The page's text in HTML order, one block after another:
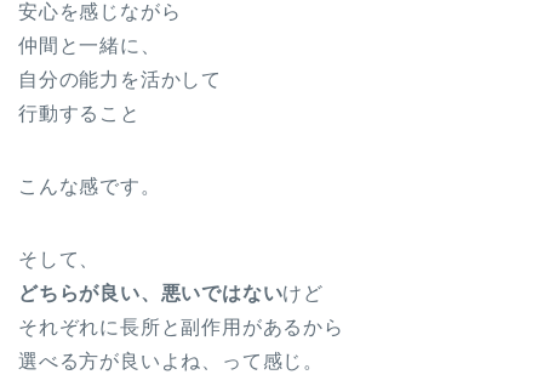
安心を感じながら
仲間と一緒に、
自分の能力を活かして
行動すること
こんな感です。
そして、
どちらが良い、悪いではないけど
それぞれに長所と副作用があるから
選べる方が良いよね、って感じ。